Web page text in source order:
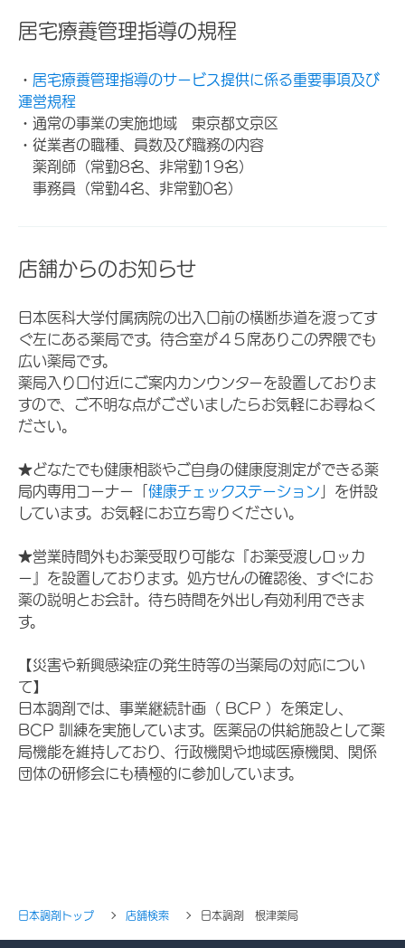
居宅療養管理指導の規程
・ 居宅療養管理指導のサービス提供に係る重要事項及び
運営規程
・通常の事業の実施地域 東京都文京区
・従業者の職種、員数及び職務の内容
薬剤師（常勤8名、非常勤19名）
事務員（常勤4名、非常勤0名）
店舗からのお知らせ
日本医科大学付属病院の出入口前の横断歩道を渡ってす
ぐ左にある薬局です。待合室が４５席ありこの界隈でも
広い薬局です。
薬局入り口付近にご案内カンウンターを設置しておりま
すので、ご不明な点がございましたらお気軽にお尋ねく
ださい。
★どなたでも健康相談やご自身の健康度測定ができる薬
局内専用コーナー「 健康チェックステーション 」を併設
しています。お気軽にお立ち寄りください。
★営業時間外もお薬受取り可能な『お薬受渡しロッカ
ー』を設置しております。処方せんの確認後、すぐにお
薬の説明とお会計。待ち時間を外出し有効利用できま
す。
【災害や新興感染症の発生時等の当薬局の対応につい
て】
日本調剤では、事業継続計画（ BCP ）を策定し、
BCP 訓練を実施しています。医薬品の供給施設として薬
局機能を維持しており、行政機関や地域医療機関、関係
団体の研修会にも積極的に参加しています。
日本調剤トップ 店舗検索 日本調剤 根津薬局